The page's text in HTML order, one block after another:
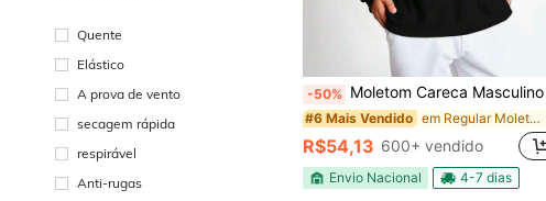
Quente
Elástico
A prova de vento
secagem rápida
respirável
Anti-rugas
-50% Moletom Careca Masculino Plus Size Liso Malha Premium 100% Algodão
#6 Mais Vendido em Regular Moletons masculinos plus size
R$54,13 600+ vendido
Envio Nacional 4-7 dias